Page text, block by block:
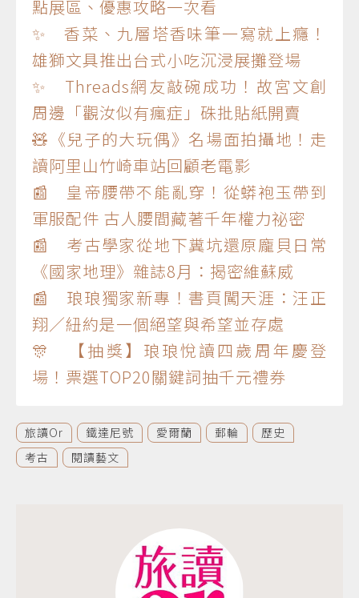
點展區、優惠攻略一次看
✨ 香菜、九層塔香味筆一寫就上癮！
雄獅文具推出台式小吃沉浸展攤登場
✨ Threads網友敲碗成功！故宮文創
周邊「觀汝似有瘋症」硃批貼紙開賣
🧸《兒子的大玩偶》名場面拍攝地！走
讀阿里山竹崎車站回顧老電影
📰 皇帝腰帶不能亂穿！從蟒袍玉帶到
軍服配件 古人腰間藏著千年權力祕密
📰 考古學家從地下糞坑還原龐貝日常
《國家地理》雜誌8月：揭密維蘇威
📰 琅琅獨家新專！書頁闖天涯：汪正
翔／紐約是一個絕望與希望並存處
🎊 【抽獎】琅琅悅讀四歲周年慶登
場！票選TOP20關鍵詞抽千元禮券
旅讀Or 鐵達尼號 愛爾蘭 郵輪
歷史
考古
閱讀藝文